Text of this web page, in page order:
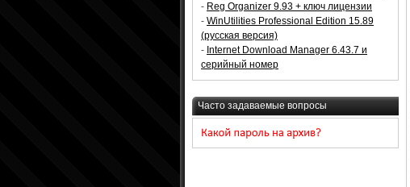
- Reg Organizer 9.93 + ключ лицензии
- WinUtilities Professional Edition 15.89
(русская версия)
- Internet Download Manager 6.43.7 и
серийный номер
Часто задаваемые вопросы